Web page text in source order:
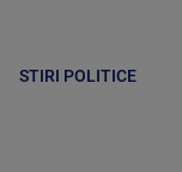
STIRI POLITICE